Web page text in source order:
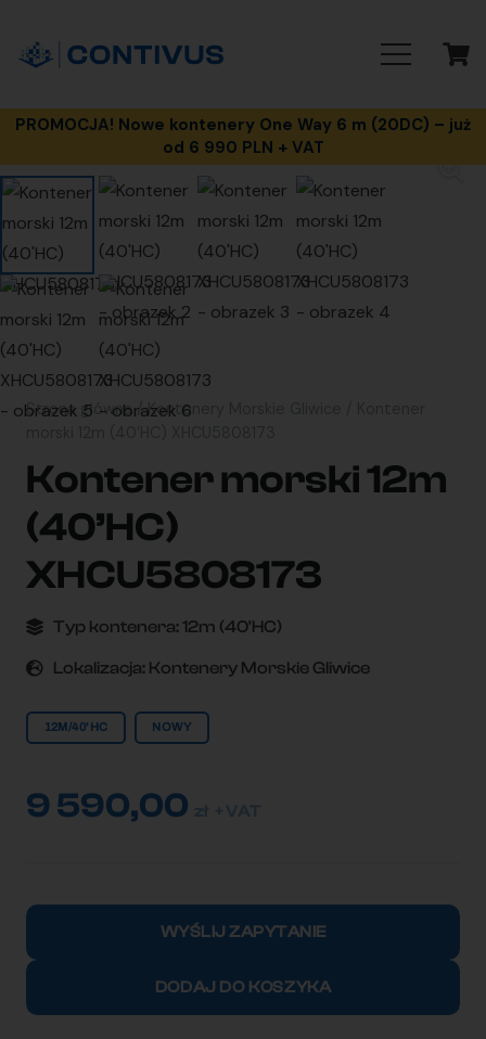
PROMOCJA! Nowe kontenery One Way 6 m (20DC) – już
od 6 990 PLN + VAT
Strona główna/Kontenery Morskie Gliwice
Kontener morski 12m
(40’HC)
XHCU5808173
Typ kontenera:12m (40'HC)
Lokalizacja: Kontenery Morskie Gliwice
12M/40'HC NOWY
9 590,00
morski
(40'HC)
WYŚLIJ ZAPYTANIE
DODAJ DO KOSZYKA